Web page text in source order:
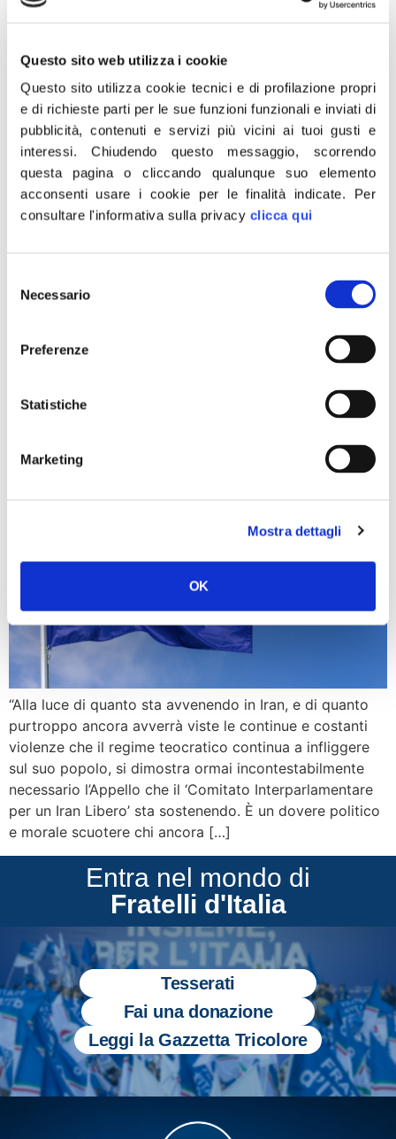
Questo sito web utilizza i cookie
Questo sito utilizza cookie tecnici e di profilazione propri
e di richieste parti per le sue funzioni funzionali e inviati di
pubblicità, contenuti e servizi più vicini ai tuoi gusti e
interessi.Chiudendo questo messaggio, scorrendo
questa pagina o cliccando qualunque suo elemento
acconsenti usare i cookie per le finalità indicate. Per
consultare l'informativa sulla privacy clicca qui
delNecessario
Preferenze
Statistiche
Marketing
Mostra dettagli
OK
“I dati dell’Agenzia delle Entrate, presentati oggi dal suo
dall’evasione, 4,5 miliardi in più rispetto all’anno
all’evasione e smentisce le fandonie della […]
Iran: Teheran promuove il
risposta decisa dell’Ue
“Alla luce di quanto sta avvenendo in Iran, e di quanto
purtroppo ancora avverrà viste le continue e costanti
violenze che il regime teocratico continua a infliggere
sul suo popolo, si dimostra ormai incontestabilmente
necessario l’Appello che il ‘Comitato Interparlamentare
per un Iran Libero’ sta sostenendo. È un dovere politico
e morale scuotere chi ancora […]
Entra nel mondo di
Fratelli d'Italia
Tesserati
Fai una donazione
Leggi la Gazzetta Tricolore